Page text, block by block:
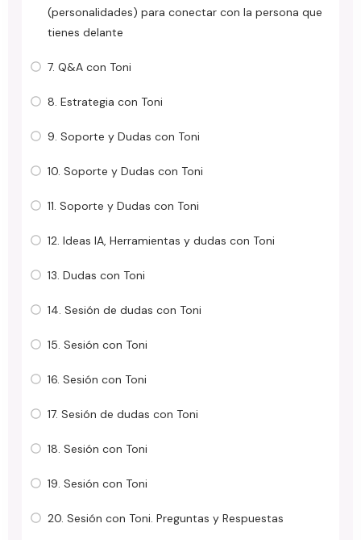
(personalidades) para conectar con la persona que
tienes delante
7. Q&A con Toni
8. Estrategia con Toni
9. Soporte y Dudas con Toni
10. Soporte y Dudas con Toni
11. Soporte y Dudas con Toni
12. Ideas IA, Herramientas y dudas con Toni
13. Dudas con Toni
14. Sesión de dudas con Toni
15. Sesión con Toni
16. Sesión con Toni
17. Sesión de dudas con Toni
18. Sesión con Toni
19. Sesión con Toni
20. Sesión con Toni. Preguntas y Respuestas